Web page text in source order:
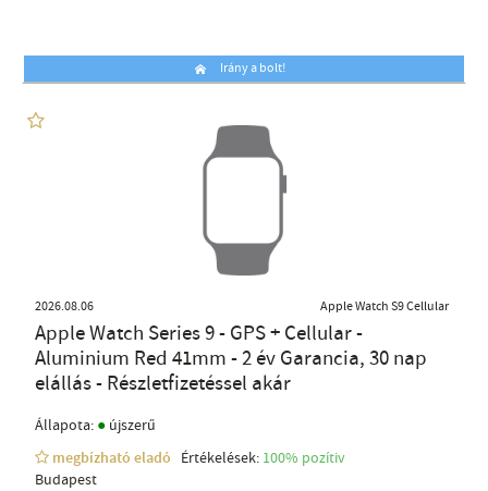
Irány a bolt!
2026.08.06 Apple Watch S9 Cellular
Apple Watch Series 9 - GPS + Cellular -
Aluminium Red 41mm - 2 év Garancia, 30 nap
elállás - Részletfizetéssel akár
Állapota: ● újszerű
megbízható eladó
Értékelések: 100% pozítiv
Budapest